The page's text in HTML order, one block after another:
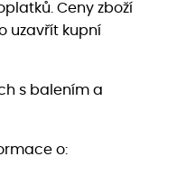
Ceny zboží
uzavřít kupní
s balením a
o: